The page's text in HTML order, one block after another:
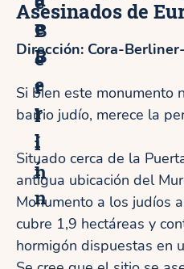
B
e
r
l
í
n
e
B
e
r
l
í
n
Asesinados de
Dirección: Cora-
Si bien este monumento
barrio judío, merece la
Situado cerca de la
antigua ubicación del
Monumento a los judíos
cubre 1,9 hectáreas y
hormigón dispuestas en